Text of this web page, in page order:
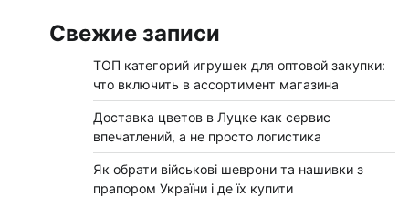
Свежие записи
ТОП категорий игрушек для оптовой закупки:
что включить в ассортимент магазина
Доставка цветов в Луцке как сервис
впечатлений, а не просто логистика
Як обрати військові шеврони та нашивки з
прапором України і де їх купити